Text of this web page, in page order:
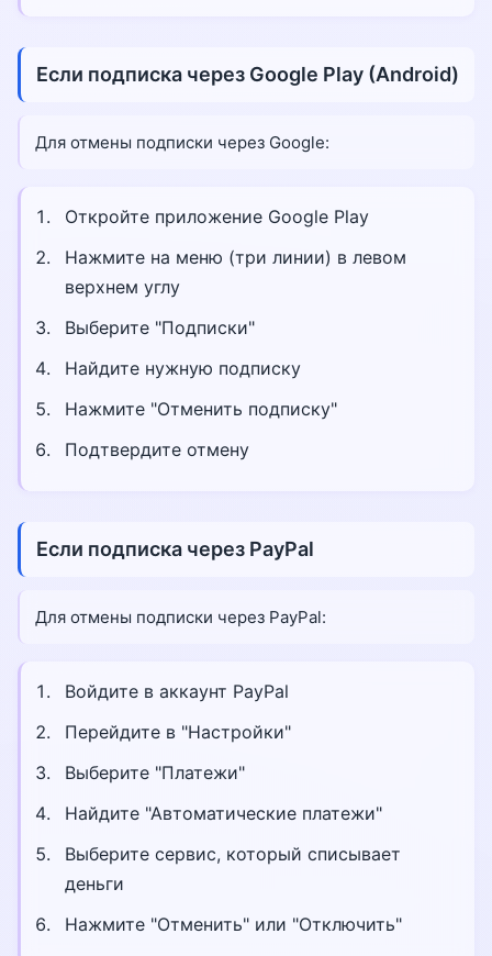
Если подписка через Google Play (Android)
Для отмены подписки через Google:
Откройте приложение Google Play
Нажмите на меню (три линии) в левом
верхнем углу
Выберите "Подписки"
Найдите нужную подписку
Нажмите "Отменить подписку"
Подтвердите отмену
Если подписка через PayPal
Для отмены подписки через PayPal:
Войдите в аккаунт PayPal
Перейдите в "Настройки"
Выберите "Платежи"
Найдите "Автоматические платежи"
Выберите сервис, который списывает
деньги
Нажмите "Отменить" или "Отключить"